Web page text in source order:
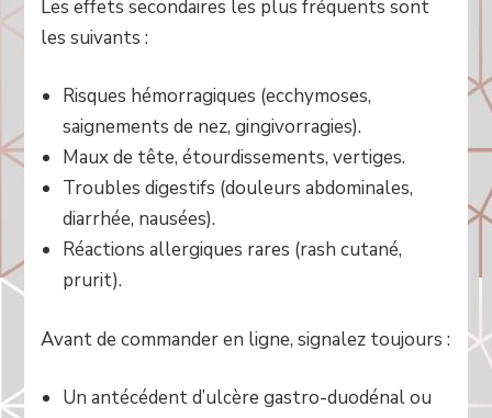
Les effets secondaires les plus fréquents sont
les suivants :
Risques hémorragiques (ecchymoses,
saignements de nez, gingivorragies).
Maux de tête, étourdissements, vertiges.
Troubles digestifs (douleurs abdominales,
diarrhée, nausées).
Réactions allergiques rares (rash cutané,
prurit).
Avant de commander en ligne, signalez toujours :
Un antécédent d’ulcère gastro-duodénal ou